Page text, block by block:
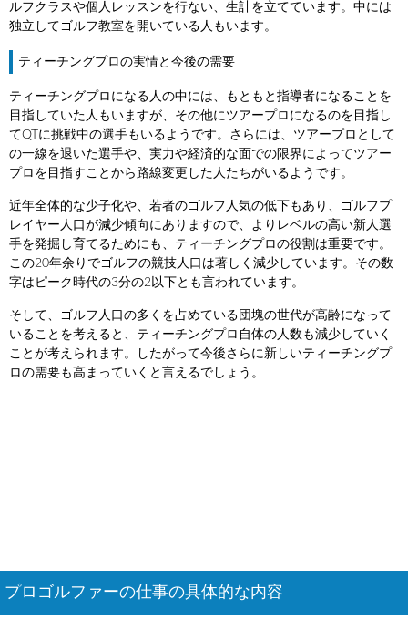
ルフクラスや個人レッスンを行ない、生計を立てています。中には
独立してゴルフ教室を開いている人もいます。
ティーチングプロの実情と今後の需要
ティーチングプロになる人の中には、もともと指導者になることを
目指していた人もいますが、その他にツアープロになるのを目指し
てQTに挑戦中の選手もいるようです。さらには、ツアープロとして
の一線を退いた選手や、実力や経済的な面での限界によってツアー
プロを目指すことから路線変更した人たちがいるようです。
近年全体的な少子化や、若者のゴルフ人気の低下もあり、ゴルフプ
レイヤー人口が減少傾向にありますので、よりレベルの高い新人選
手を発掘し育てるためにも、ティーチングプロの役割は重要です。
この20年余りでゴルフの競技人口は著しく減少しています。その数
字はピーク時代の3分の2以下とも言われています。
そして、ゴルフ人口の多くを占めている団塊の世代が高齢になって
いることを考えると、ティーチングプロ自体の人数も減少していく
ことが考えられます。したがって今後さらに新しいティーチングプ
ロの需要も高まっていくと言えるでしょう。
プロゴルファーの仕事の具体的な内容